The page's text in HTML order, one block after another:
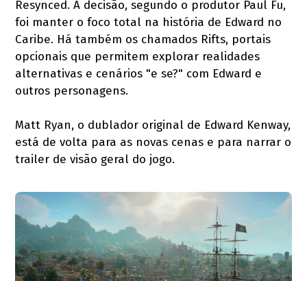
Resynced. A decisão, segundo o produtor Paul Fu,
foi manter o foco total na história de Edward no
Caribe. Há também os chamados Rifts, portais
opcionais que permitem explorar realidades
alternativas e cenários "e se?" com Edward e
outros personagens.
Matt Ryan, o dublador original de Edward Kenway,
está de volta para as novas cenas e para narrar o
trailer de visão geral do jogo.